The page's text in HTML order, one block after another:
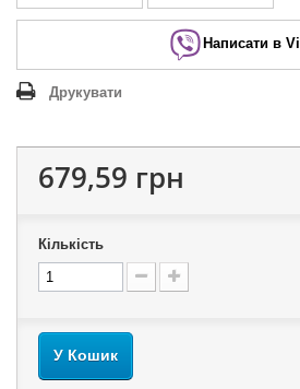
Написати в
Друкувати
679,59 грн
Кількість
У Кошик